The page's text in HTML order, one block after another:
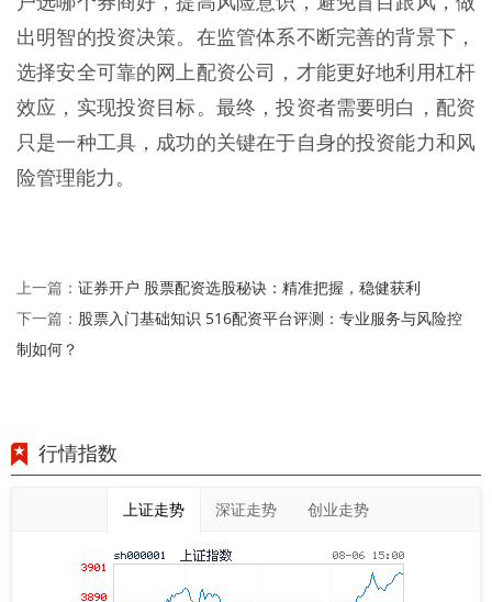
出明智的投资决策。在监管体系不断完善的背景下，
选择安全可靠的网上配资公司，才能更好地利用杠杆
效应，实现投资目标。最终，投资者需要明白，配资
只是一种工具，成功的关键在于自身的投资能力和风
险管理能力。
上一篇： 证券开户 股票配资选股秘诀：精准把握，稳健获利
下一篇： 股票入门基础知识 516配资平台评测：专业服务与风险控
制如何？
行情指数
上证走势 深证走势 创业走势